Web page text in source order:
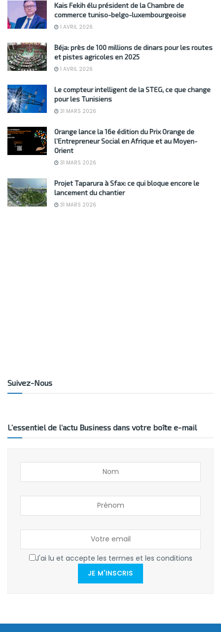
Kais Fekih élu président de la Chambre de
commerce tuniso-belgo-luxembourgeoise
1 AVRIL 2026
Béja: près de 100 millions de dinars pour les routes
et pistes agricoles en 2025
1 AVRIL 2026
Le compteur intelligent de la STEG, ce que change
pour les Tunisiens
31 MARS 2026
Orange lance la 16e édition du Prix Orange de
l’Entrepreneur Social en Afrique et au Moyen-
Orient
31 MARS 2026
Projet Taparura à Sfax: ce qui bloque encore le
lancement du chantier
31 MARS 2026
Suivez-Nous
L’essentiel de l’actu Business dans votre boîte e-mail
J'ai lu et accepte les termes et les conditions
JE M'INSCRIS